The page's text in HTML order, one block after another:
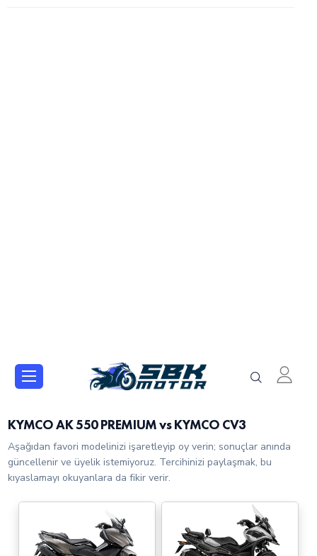
KYMCO AK 550 PREMIUM vs KYMCO CV3
Aşağıdan favori modelinizi işaretleyip oy verin; sonuçlar anında
güncellenir ve üyelik istemiyoruz. Tercihinizi paylaşmak, bu
kıyaslamayı okuyanlara da fikir verir.